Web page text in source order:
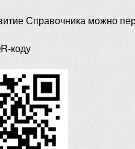
Справочника можно
коду